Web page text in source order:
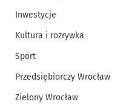
Inwestycje
Kultura i rozrywka
Sport
Przedsiębiorczy Wrocław
Zielony Wrocław